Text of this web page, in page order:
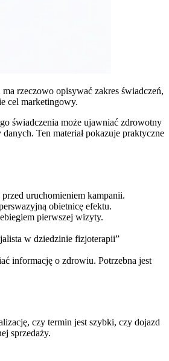
rzeczowo opisywać zakres świadczeń,
cel marketingowy.
świadczenia może ujawniać zdrowotny
Ten materiał pokazuje praktyczne
uruchomieniem kampanii.
obietnicę efektu.
pierwszej wizyty.
w dziedzinie fizjoterapii”
informację o zdrowiu. Potrzebna jest
czy termin jest szybki, czy dojazd
sprzedaży.